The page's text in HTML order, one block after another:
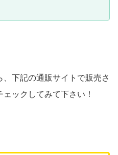
下記の通販サイトで販売さ
ックしてみて下さい！